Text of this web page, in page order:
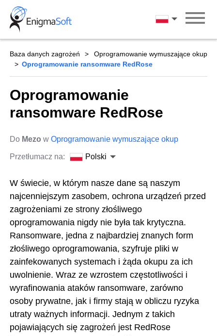
Skip
content
Polski
Baza danych zagrożeń
Oprogramowanie wymuszające okup
Oprogramowanie ransomware RedRose
Oprogramowanie
ransomware RedRose
Do Mezo w Oprogramowanie wymuszające okup
Przetłumacz na: Polski
W świecie, w którym nasze dane są naszym
najcenniejszym zasobem, ochrona urządzeń przed
zagrożeniami ze strony złośliwego
oprogramowania nigdy nie była tak krytyczna.
Ransomware, jedna z najbardziej znanych form
złośliwego oprogramowania, szyfruje pliki w
zainfekowanych systemach i żąda okupu za ich
uwolnienie. Wraz ze wzrostem częstotliwości i
wyrafinowania ataków ransomware, zarówno
osoby prywatne, jak i firmy stają w obliczu ryzyka
utraty ważnych informacji. Jednym z takich
pojawiających się zagrożeń jest RedRose